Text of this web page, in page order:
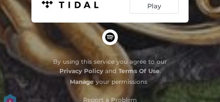
Play
By using this service you agree to our
Privacy Policyand Terms Of Use.
Manageyour permissions
Report a Problem